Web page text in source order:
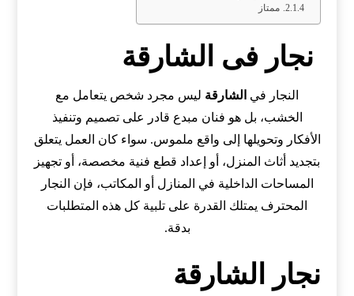
ممتاز
نجار فى الشارقة
النجار في الشارقة ليس مجرد شخص يتعامل مع
الخشب، بل هو فنان مبدع قادر على تصميم وتنفيذ
الأفكار وتحويلها إلى واقع ملموس. سواء كان العمل يتعلق
بتجديد أثاث المنزل، أو إعداد قطع فنية مخصصة، أو تجهيز
المساحات الداخلية في المنازل أو المكاتب، فإن النجار
المحترف يمتلك القدرة على تلبية كل هذه المتطلبات
بدقة.
نجار الشارقة